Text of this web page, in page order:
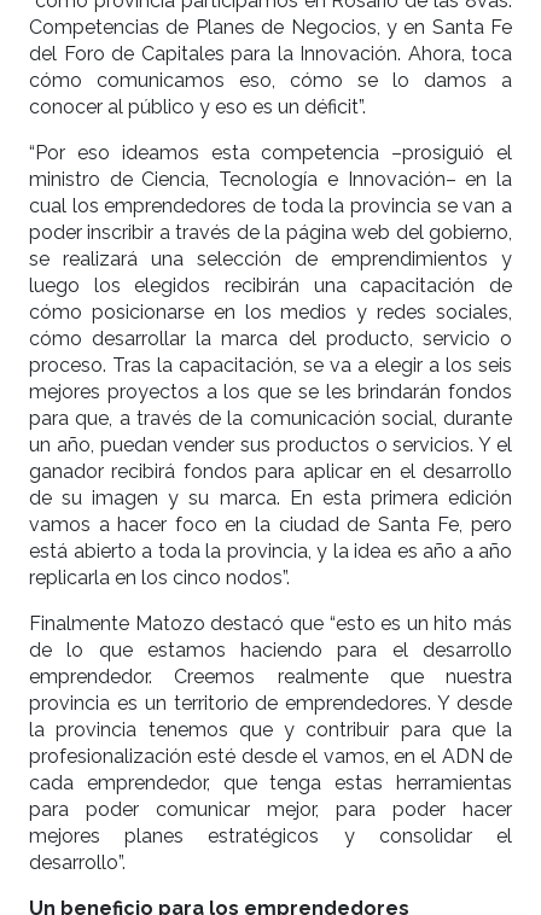
Competencias de Planes de Negocios, y en Santa Fe
del Foro de Capitales para la Innovación. Ahora, toca
cómo comunicamos eso, cómo se lo damos a
conocer al público y eso es un déficit”.
“Por eso ideamos esta competencia –prosiguió el
ministro de Ciencia, Tecnología e Innovación– en la
cual los emprendedores de toda la provincia se van a
poder inscribir a través de la página web del gobierno,
se realizará una selección de emprendimientos y
luego los elegidos recibirán una capacitación de
cómo posicionarse en los medios y redes sociales,
cómo desarrollar la marca del producto, servicio o
proceso. Tras la capacitación, se va a elegir a los seis
mejores proyectos a los que se les brindarán fondos
para que, a través de la comunicación social, durante
un año, puedan vender sus productos o servicios. Y el
ganador recibirá fondos para aplicar en el desarrollo
de su imagen y su marca. En esta primera edición
vamos a hacer foco en la ciudad de Santa Fe, pero
está abierto a toda la provincia, y la idea es año a año
replicarla en los cinco nodos”.
Finalmente Matozo destacó que “esto es un hito más
de lo que estamos haciendo para el desarrollo
emprendedor. Creemos realmente que nuestra
provincia es un territorio de emprendedores. Y desde
la provincia tenemos que y contribuir para que la
profesionalización esté desde el vamos, en el ADN de
cada emprendedor, que tenga estas herramientas
para poder comunicar mejor, para poder hacer
mejores planes estratégicos y consolidar el
desarrollo”.
Un beneficio para los emprendedores